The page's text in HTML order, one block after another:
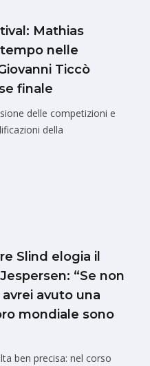
Mathias
nelle
Ticcò
finale
delle competizioni e
della
Slind elogia il
“Se non
avuto una
mondiale sono
ben precisa: nel corso